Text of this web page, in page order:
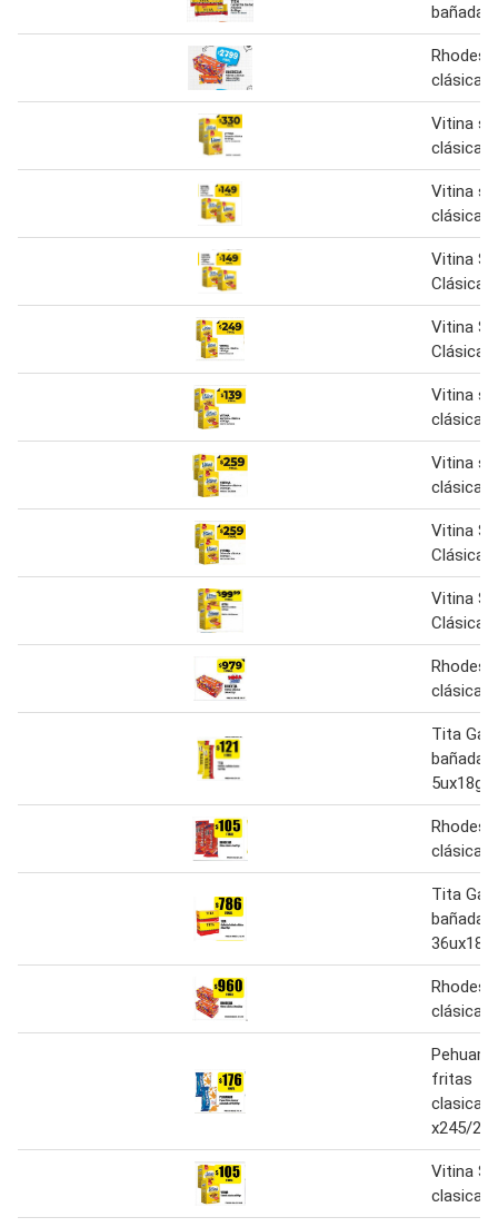
bañada
clásica
Vitina
clásica
Vitina
clásica
Vitina
Clásica
Vitina
Clásica
Vitina
clásica
Vitina
clásica
Vitina
Clásica
Vitina
Clásica
clásica
Tita
bañada
5ux18gr
clásica
Tita
bañada
36ux18gr
clásica
fritas
clasica/
x245/
Vitina
clasica